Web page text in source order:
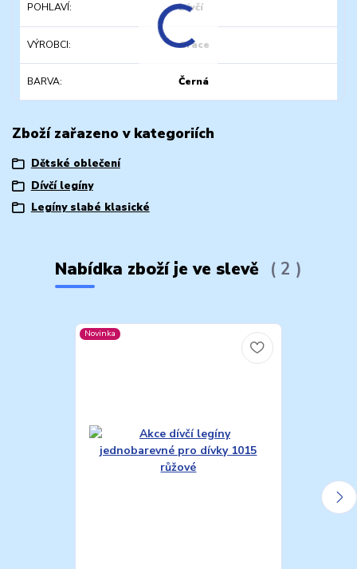
POHLAVÍ Dívčí
VÝROBCI Grace
BARVA Černá
Zboží zařazeno v kategoriích
Dětské oblečení
Dívčí legíny
Legíny slabé klasické
Nabídka zboží je ve slevě 2
Novinka